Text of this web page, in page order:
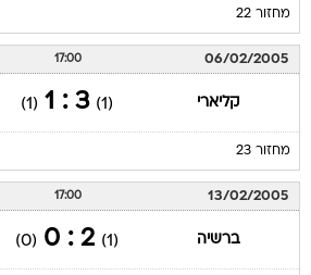
מחזור 22
06/02/2005
17:00
קליארי (1)
3 : 1
(1)
מחזור 23
13/02/2005
17:00
ברשיה (1)
2 : 0
(0)